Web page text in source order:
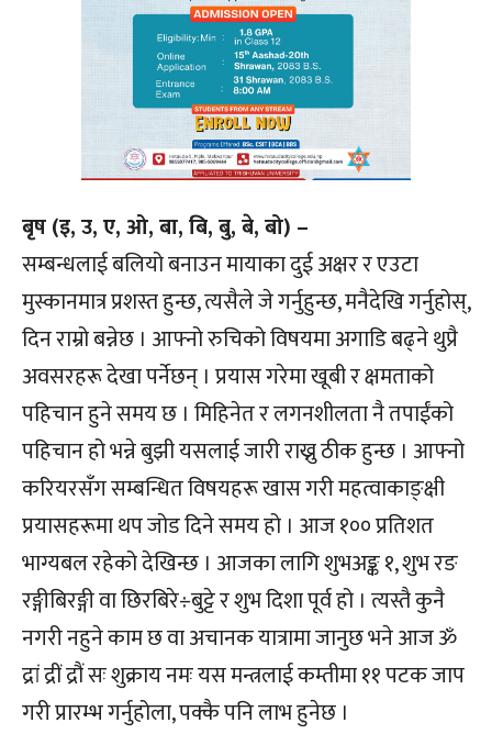
बृष (इ, उ, ए, ओ, बा, बि, बु, बे, बो) –
सम्बन्धलाई बलियो बनाउन मायाका दुई अक्षर र एउटा
मुस्कानमात्र प्रशस्त हुन्छ, त्यसैले जे गर्नुहुन्छ, मनैदेखि गर्नुहोस्,
दिन राम्रो बन्नेछ । आफ्नो रुचिको विषयमा अगाडि बढ्ने थुप्रै
अवसरहरू देखा पर्नेछन् । प्रयास गरेमा खूबी र क्षमताको
पहिचान हुने समय छ । मिहिनेत र लगनशीलता नै तपाईंको
पहिचान हो भन्ने बुझी यसलाई जारी राख्नु ठीक हुन्छ । आफ्नो
करियरसँग सम्बन्धित विषयहरू खास गरी महत्वाकाङ्क्षी
प्रयासहरूमा थप जोड दिने समय हो । आज १०० प्रतिशत
भाग्यबल रहेको देखिन्छ । आजका लागि शुभअङ्क १, शुभ रङ
रङ्गीबिरङ्गी वा छिरबिरे÷बुट्टे र शुभ दिशा पूर्व हो । त्यस्तै कुनै
नगरी नहुने काम छ वा अचानक यात्रामा जानुछ भने आज ॐ
द्रां द्रीं द्रौं सः शुक्राय नमः यस मन्त्रलाई कम्तीमा ११ पटक जाप
गरी प्रारम्भ गर्नुहोला, पक्कै पनि लाभ हुनेछ ।